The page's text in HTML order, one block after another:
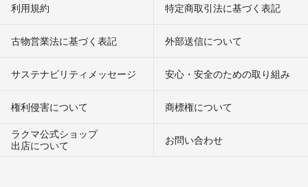
利用規約 特定商取引法に基づく表記
古物営業法に基づく表記 外部送信について
サステナビリティメッセージ 安心・安全のための取り組み
権利侵害について
商標権について
ラクマ公式ショップ
出店について
お問い合わせ